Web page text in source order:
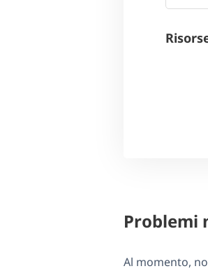
Problemi
Al momento,